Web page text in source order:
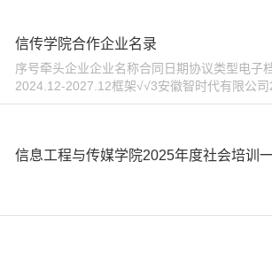
信传学院合作企业名录
序号牵头企业企业名称合同日期协议类型电
2024.12-2027.12框架√√3安徽智时代有限公
√√5合肥凌翔信息科技有限公司2025.04-
信息工程与传媒学院2025年度社会培训